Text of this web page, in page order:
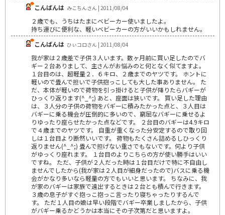
こんばんは みこちんさん | 2011/08/04
２歳でも、うちはたまにベビーカー使いましたよ。
持ち運びに便利な、軽いベビーカーの方がいいかもしれません。
こんばんは ひぃコロさん | 2011/08/04
我が家は２歳差で子供３人います。数ヶ月前に買い足したのでバ
ギー２台ありまして、主さんがお悩みのと何となく似てますよ。
１台目のは、超軽量２．６キロ、２歳までのヤツです。 ホントに
軽いので畳んで担いで子供抱っこしても大した事ありません。 た
だ、本体が軽いので荷物を引っ掛けると子供が降りたらバギーが
ひっくり返ります(^_^;) あと、座面は狭いです。 買い足した理由
は、３人分の子供の荷物をバギーに積みたかった点と、３人目は
バギーに乗る機会が圧倒的に多いので、窮屈なバギーに乗せるよ
りゆったり座らせたかった点などです。 ２台目のバギーは4.9キロ
で４歳までのヤツです。 自重が重くなった分安定するので取り回
しは１台目より断然いいです。 荷物もたくさん詰めるしひっくり
返りません(^_^;) 畳んで担げない重さでもないです。何より子供
がゆっくり座れます。 １台目のよりこちらの方が使い勝手はいい
ですね。 ただ、子供が２人だった時は１台目だけで特に不自由し
ませんでしたから(我が家は２人目が細身だったので)バスに乗る機
会がかなり多いなら軽量の方でもいいと思います。 ちなみに、我
が家のバギーは家族で遠出するときは２台とも積んで行きます。
３歳の息子がすぐ抱っこ抱っこ言ったり寝ちゃったりするんで
す。 ただ１人目の娘は早い段階でバギー卒業しましたから、子供
がバギー乗るかどうかは本当にその子次第だと思いますよ。